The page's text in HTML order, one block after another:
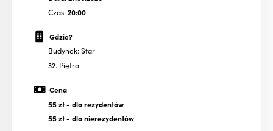
Czas:20:00
Gdzie?
Budynek: Star
32. Piętro
Cena
55 zł- dla rezydentów
55 zł- dla nierezydentów